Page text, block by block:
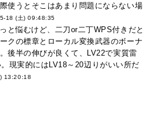
使うとそこはあまり問題にならない場
18 (土) 09:48:35
と悩むけど、二刀or二丁WPS付きだと
クの標章とローカル変換武器のボーナ
後半の伸びが良くて、LV22で実質雷
現実的にはLV18～20辺りがいい所だ
13:20:18